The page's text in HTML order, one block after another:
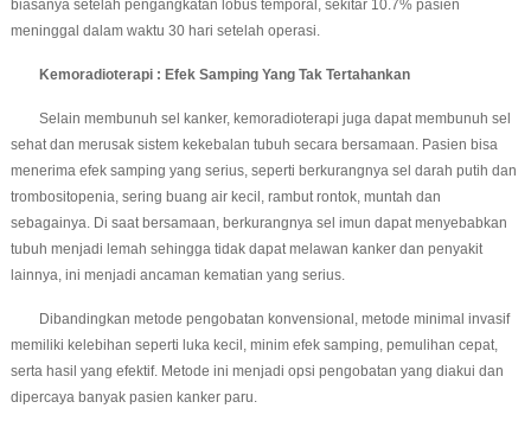
biasanya setelah pengangkatan lobus temporal, sekitar 10.7% pasien
meninggal dalam waktu 30 hari setelah operasi.
Kemoradioterapi : Efek Samping Yang Tak Tertahankan
Selain membunuh sel kanker, kemoradioterapi juga dapat membunuh sel
sehat dan merusak sistem kekebalan tubuh secara bersamaan. Pasien bisa
menerima efek samping yang serius, seperti berkurangnya sel darah putih dan
trombositopenia, sering buang air kecil, rambut rontok, muntah dan
sebagainya. Di saat bersamaan, berkurangnya sel imun dapat menyebabkan
tubuh menjadi lemah sehingga tidak dapat melawan kanker dan penyakit
lainnya, ini menjadi ancaman kematian yang serius.
Dibandingkan metode pengobatan konvensional, metode minimal invasif
memiliki kelebihan seperti luka kecil, minim efek samping, pemulihan cepat,
serta hasil yang efektif. Metode ini menjadi opsi pengobatan yang diakui dan
dipercaya banyak pasien kanker paru.